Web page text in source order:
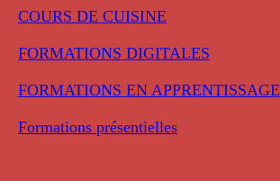
COURS DE CUISINE
FORMATIONS DIGITALES
FORMATIONS EN APPRENTISSAGE
Formations présentielles